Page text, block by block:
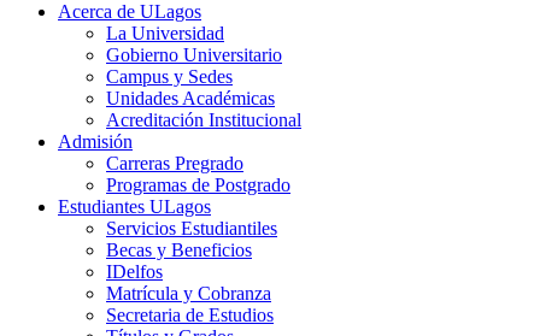
Acerca de ULagos
La Universidad
Gobierno Universitario
Campus y Sedes
Unidades Académicas
Acreditación Institucional
Admisión
Carreras Pregrado
Programas de Postgrado
Estudiantes ULagos
Servicios Estudiantiles
Becas y Beneficios
IDelfos
Matrícula y Cobranza
Secretaria de Estudios